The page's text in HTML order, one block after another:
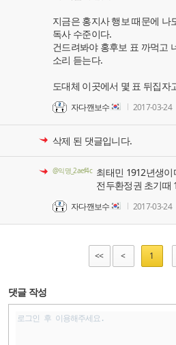
지금은 홍지사 행보 때문에 나
독사 수준이다.
건드려봐야 홍후보 표 까먹고
소리 듣는다.
도대체 이곳에서 몇 표 뒤집자
자다깬보수 2017-03-24
삭제 된 댓글입니다.
@익명_2aef4c 최태민 1912년생이
전두환정권 초기때
자다깬보수 2017-03-24
<< < 1
댓글 작성